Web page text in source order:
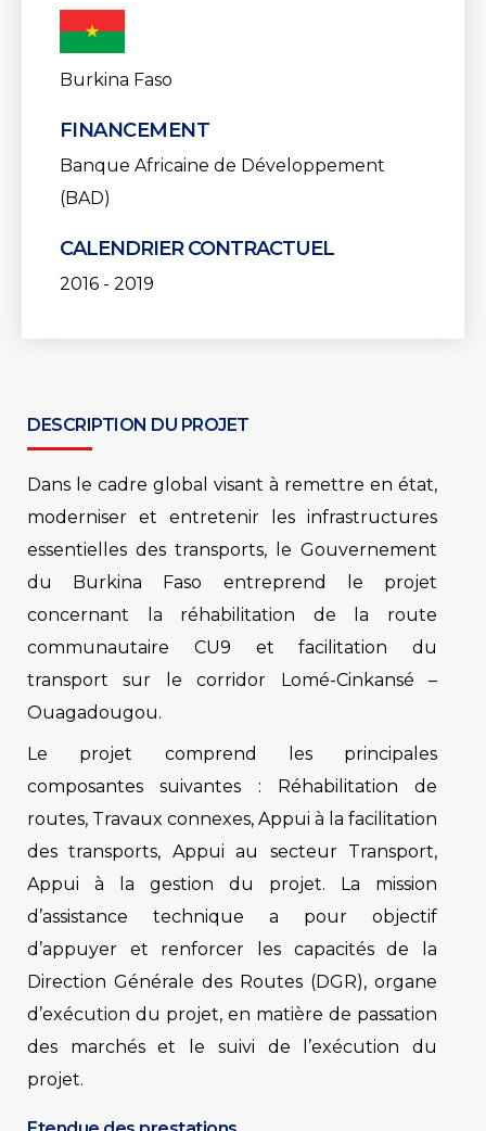
Burkina Faso
FINANCEMENT
Banque Africaine de Développement
(BAD)
CALENDRIER CONTRACTUEL
2016 - 2019
DESCRIPTION DU PROJET
Dans le cadre global visant à remettre en état,
moderniser et entretenir les infrastructures
essentielles des transports, le Gouvernement
du Burkina Faso entreprend le projet
concernant la réhabilitation de la route
communautaire CU9 et facilitation du
transport sur le corridor Lomé-Cinkansé –
Ouagadougou.
Le projet comprend les principales
composantes suivantes : Réhabilitation de
routes, Travaux connexes, Appui à la facilitation
des transports, Appui au secteur Transport,
Appui à la gestion du projet. La mission
d’assistance technique a pour objectif
d’appuyer et renforcer les capacités de la
Direction Générale des Routes (DGR), organe
d’exécution du projet, en matière de passation
des marchés et le suivi de l’exécution du
projet.